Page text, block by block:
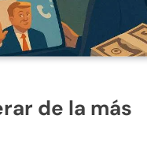
de la más